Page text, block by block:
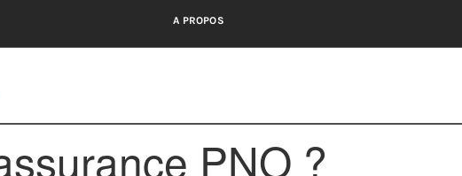
A PROPOS
PNO ?